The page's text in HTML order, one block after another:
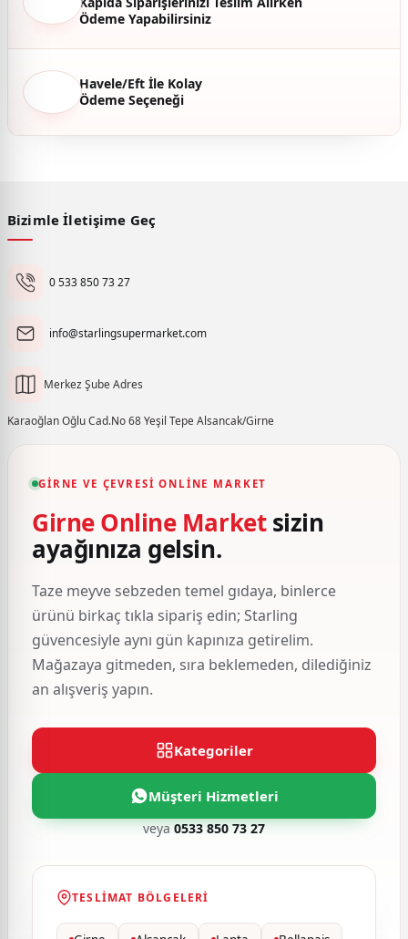
Ödeme Yapabilirsiniz
Havele/Eft İle Kolay
Ödeme Seçeneği
Bizimle İletişime Geç
0 533 850 73 27
info@starlingsupermarket.com
Merkez Şube Adres
Karaoğlan Oğlu Cad.No 68 Yeşil Tepe Alsancak/Girne
GIRNE VE ÇEVRESI ONLINE MARKET
Girne Online Marketsizin
ayağınıza gelsin.
Taze meyve sebzeden temel gıdaya, binlerce
ürünü birkaç tıkla sipariş edin; Starling
güvencesiyle aynı gün kapınıza getirelim.
Mağazaya gitmeden, sıra beklemeden, dilediğiniz
an alışveriş yapın.
Kategoriler
Müşteri Hizmetleri
veya0533 850 73 27
TESLIMAT BÖLGELERI